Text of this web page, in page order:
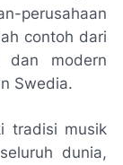
perusahaan
contoh dari
dan modern
Swedia.
tradisi musik
dunia,